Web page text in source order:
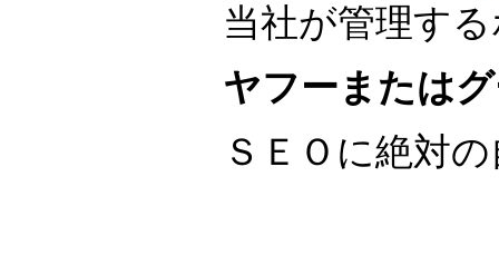
当社が管理す
ヤフーまたは
ＳＥＯに絶対